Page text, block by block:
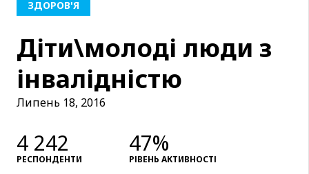
ЗДОРОВ'Я
Діти\молоді люди з
інвалідністю
Липень 18, 2016
4 242
РЕСПОНДЕНТИ
47%
РІВЕНЬ АКТИВНОСТІ